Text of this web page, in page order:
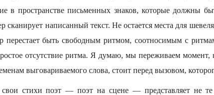
в пространстве письменных знаков, которые должны
сканирует написанный текст. Не остается места для
перестает быть свободным ритмом, соотносимым с
отсутствие ритма. Я думаю, мы переживаем момент,
выговариваемого слова, стоит перед вызовом,
стихи поэт — поэт на сцене — представляет не те